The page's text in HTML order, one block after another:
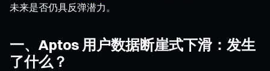
未来是否仍具反弹潜力。
一、Aptos 用户数据断崖式下滑：发生
了什么？